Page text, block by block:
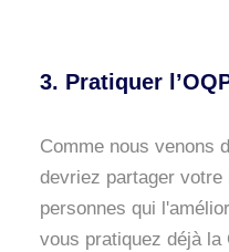
3. Pratiquer
Comme nous venons
devriez partager
personnes qui
vous pratiquez déjà la